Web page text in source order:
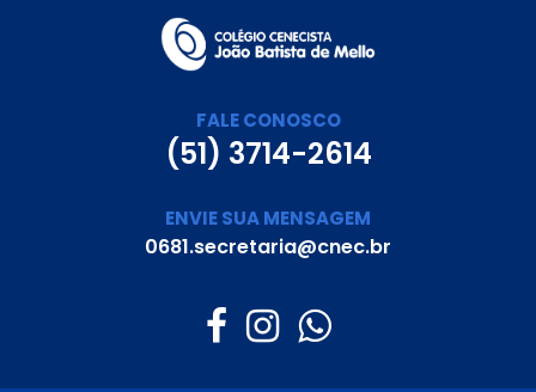
FALE CONOSCO
(51) 3714-2614
ENVIE SUA MENSAGEM
0681.secretaria@cnec.br